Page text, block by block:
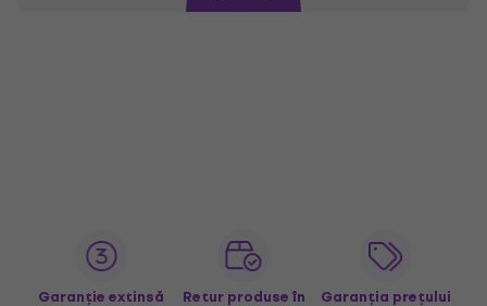
Garanție extinsă
Retur produse în
Garanția prețului